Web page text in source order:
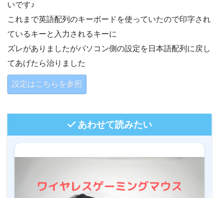
いです♪
これまで英語配列のキーボードを使っていたので印字され
ているキーと入力されるキーに
ズレがありましたがパソコン側の設定を日本語配列に戻し
てあげたら治りました
設定はこちらを参照
あわせて読みたい